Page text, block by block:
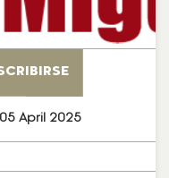
05 April 2025